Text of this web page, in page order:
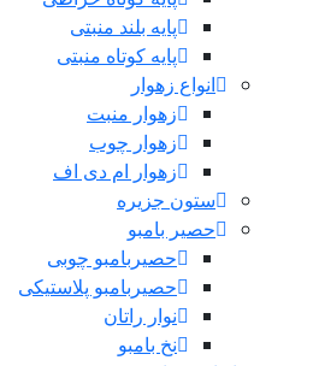
پایه بلند منبتی
پایه کوتاه منبتی
انواع زهوار
زهوار منبت
زهوار چوب
زهوار ام دی اف
ستون جزیره
حصیر بامبو
حصیربامبو چوبی
حصیربامبو پلاستیکی
نوار راتان
نخ بامبو